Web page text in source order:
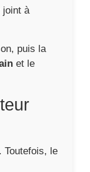
joint à
puis la
et le
Toutefois, le